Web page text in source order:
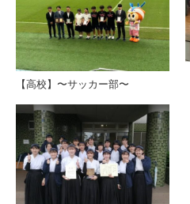
【高校】〜サッカー部〜